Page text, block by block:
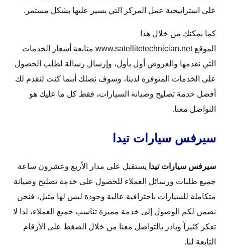
على استراتيجية عمل المركز التي يسير عليها بشكل مستمر.
كما يمكنك من خلال هذا
الموقعwww.satellitetechnician.netمتابعة أسعار الخدمات
التي نقدمها والعروض أول بأول، وإرسال رسالة لطلب الحصول
على الخدمات المتوفرة لدينا، وسوف نصلك أينما كنت لنقدم لك
أفضل خدمة تصليح وصيانة السيارات، فقط كل ما عليك هو
التواصل معنا.
سيرفس سيارات تيدا
سيرفس سيارات تيدا يستقبل على مدار الأربع وعشرون ساعة
جميع طلبات ورسائل العملاء للحصول على خدمة تصليح وصيانة
متكاملة للسيارات باحترافية عالية وجودة ليس لها مثيل، فنحن
نضمن لكم الوصول إلى خدمة مميزة تناسب جميع العملاء، لذا لا
تفكر كثيراً وبادر بالتواصل معنا من خلال الضغط على الأرقام
التابعة لنا.